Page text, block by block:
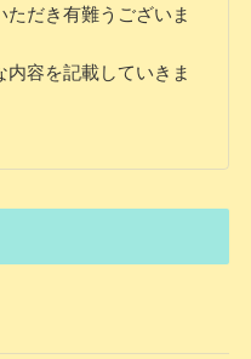
だき有難うございま
容を記載していきま